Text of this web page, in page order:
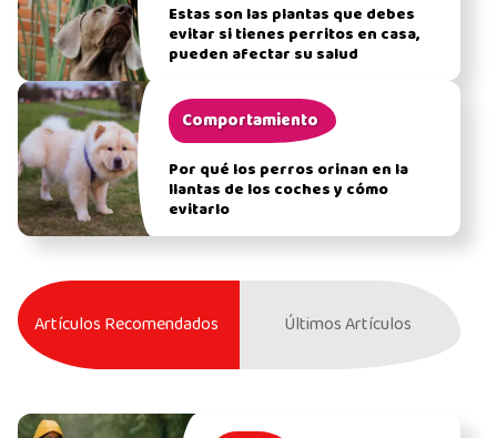
Estas son las plantas que debes
evitar si tienes perritos en casa,
pueden afectar su salud
Comportamiento
Por qué los perros orinan en la
llantas de los coches y cómo
evitarlo
Artículos Recomendados Últimos Artículos